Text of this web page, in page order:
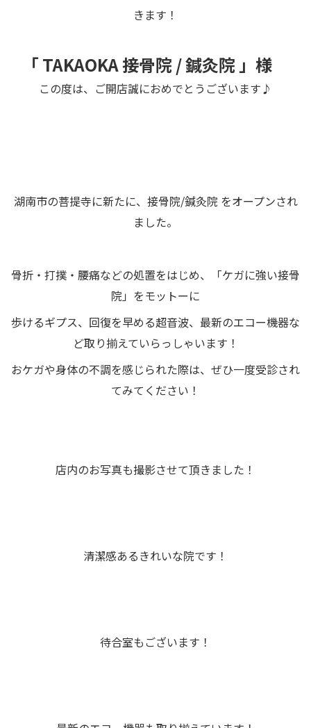
きます！
「 TAKAOKA 接骨院 / 鍼灸院 」様
この度は、ご開店誠におめでとうございます♪
湖南市の菩提寺に新たに、接骨院/鍼灸院 をオープンされ
ました。
骨折・打撲・腰痛などの処置をはじめ、「ケガに強い接骨
院」をモットーに
歩けるギプス、回復を早める超音波、最新のエコー機器な
ど取り揃えていらっしゃいます！
おケガや身体の不調を感じられた際は、ぜひ一度受診され
てみてください！
店内のお写真も撮影させて頂きました！
清潔感あるきれいな院です！
待合室もございます！